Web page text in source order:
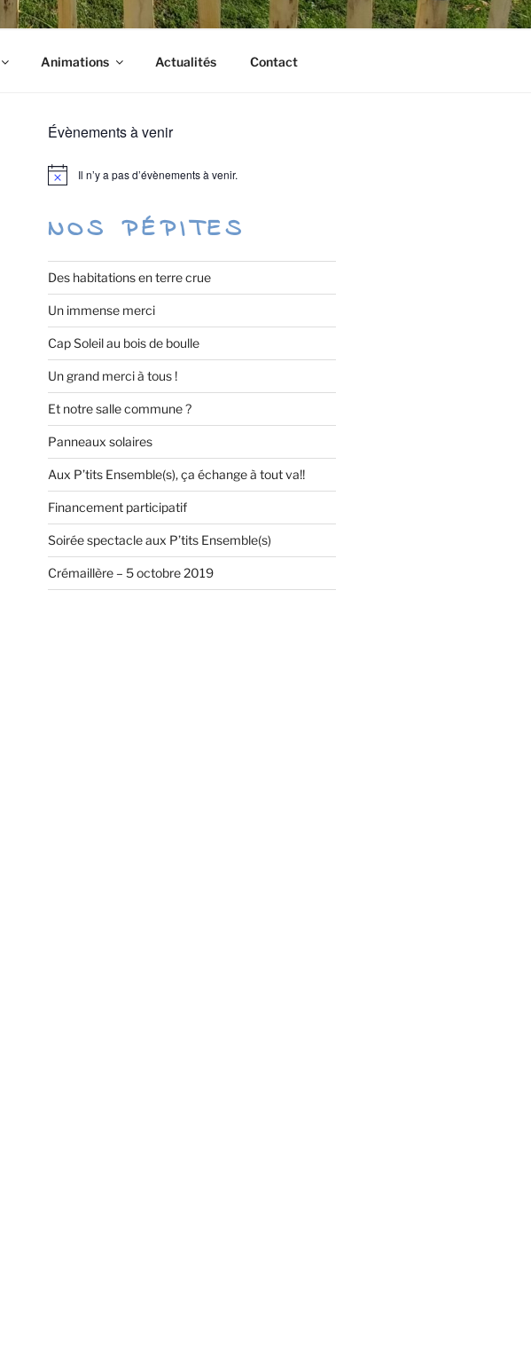
Animations Actualités Contact
Évènements à venir
N
i
c
Il n’y a pas d’évènements à venir.
NOS PÉPITES
Des habitations en terre crue
Un immense merci
Cap Soleil au bois de boulle
Un grand merci à tous !
Et notre salle commune ?
Panneaux solaires
Aux P’tits Ensemble(s), ça échange à tout va!!
Financement participatif
Soirée spectacle aux P’tits Ensemble(s)
Crémaillère – 5 octobre 2019